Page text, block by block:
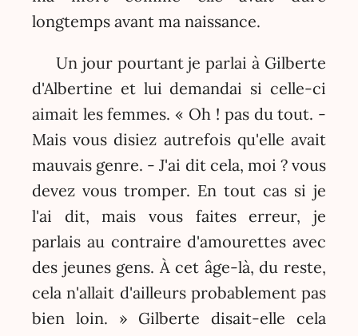
longtemps avant ma naissance.
Un jour pourtant je parlai à Gilberte
d'Albertine et lui demandai si celle-ci
aimait les femmes. « Oh ! pas du tout. -
Mais vous disiez autrefois qu'elle avait
mauvais genre. - J'ai dit cela, moi ? vous
devez vous tromper. En tout cas si je
l'ai dit, mais vous faites erreur, je
parlais au contraire d'amourettes avec
des jeunes gens. À cet âge-là, du reste,
cela n'allait d'ailleurs probablement pas
bien loin. » Gilberte disait-elle cela